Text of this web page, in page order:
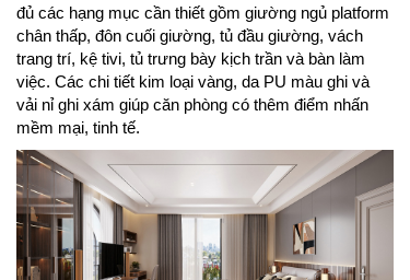
đủ các hạng mục cần thiết gồm giường ngủ platform
chân thấp, đôn cuối giường, tủ đầu giường, vách
trang trí, kệ tivi, tủ trưng bày kịch trần và bàn làm
việc. Các chi tiết kim loại vàng, da PU màu ghi và
vải nỉ ghi xám giúp căn phòng có thêm điểm nhấn
mềm mại, tinh tế.